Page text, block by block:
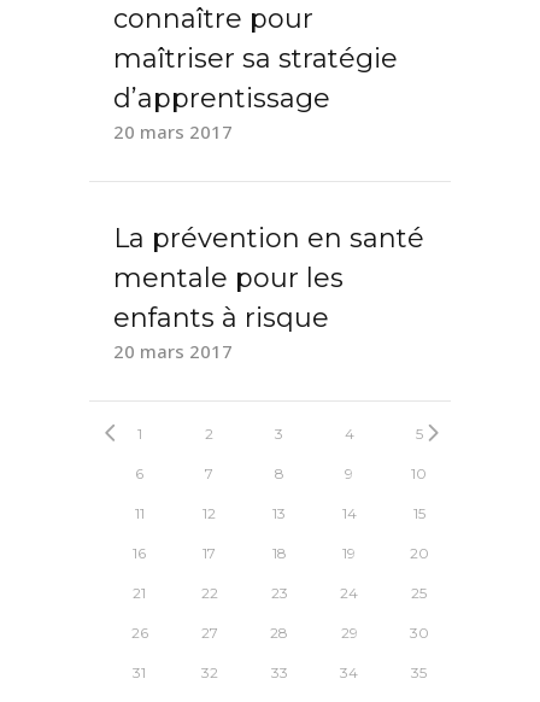
connaître pour
maîtriser sa stratégie
d’apprentissage
20 mars 2017
La prévention en santé
mentale pour les
enfants à risque
20 mars 2017
1 2 3 4 5
6 7 8 9 10
11 12 13 14 15
16 17 18 19 20
21 22 23 24 25
26 27 28 29 30
31 32 33 34 35